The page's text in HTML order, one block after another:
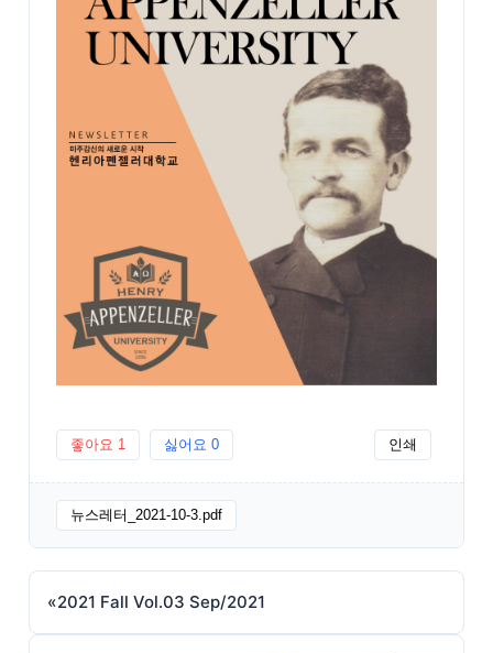
좋아요 1 싫어요 0 인쇄
뉴스레터_2021-10-3.pdf
«2021 Fall Vol.03 Sep/2021